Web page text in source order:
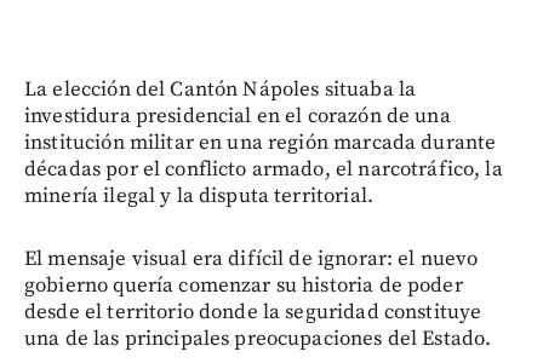
La elección del Cantón Nápoles situaba la
investidura presidencial en el corazón de una
institución militar en una región marcada durante
décadas por el conflicto armado, el narcotráfico, la
minería ilegal y la disputa territorial.
El mensaje visual era difícil de ignorar: el nuevo
gobierno quería comenzar su historia de poder
desde el territorio donde la seguridad constituye
una de las principales preocupaciones del Estado.